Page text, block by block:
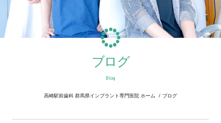
ブログ
Blog
高崎駅前歯科 群馬県インプラント専門医院 ホーム ブログ